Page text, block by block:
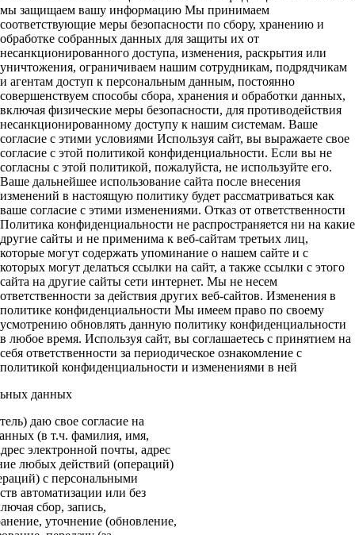
мы защищаем вашу информацию Мы принимаем
соответствующие меры безопасности по сбору, хранению и
обработке собранных данных для защиты их от
несанкционированного доступа, изменения, раскрытия или
уничтожения, ограничиваем нашим сотрудникам, подрядчикам
и агентам доступ к персональным данным, постоянно
совершенствуем способы сбора, хранения и обработки данных,
включая физические меры безопасности, для противодействия
несанкционированному доступу к нашим системам. Ваше
согласие с этими условиями Используя сайт, вы выражаете свое
согласие с этой политикой конфиденциальности. Если вы не
согласны с этой политикой, пожалуйста, не используйте его.
Ваше дальнейшее использование сайта после внесения
изменений в настоящую политику будет рассматриваться как
ваше согласие с этими изменениями. Отказ от ответственности
Политика конфиденциальности не распространяется ни на какие
другие сайты и не применима к веб-сайтам третьих лиц,
которые могут содержать упоминание о нашем сайте и с
которых могут делаться ссылки на сайт, а также ссылки с этого
сайта на другие сайты сети интернет. Мы не несем
ответственности за действия других веб-сайтов. Изменения в
политике конфиденциальности Мы имеем право по своему
усмотрению обновлять данную политику конфиденциальности
в любое время. Используя сайт, вы соглашаетесь с принятием на
себя ответственности за периодическое ознакомление с
политикой конфиденциальности и изменениями в ней
данных
даю свое согласие на
(в т.ч. фамилия, имя,
электронной почты, адрес
любых действий (операций)
с персональными
автоматизации или без
сбор, запись,
уточнение (обновление,